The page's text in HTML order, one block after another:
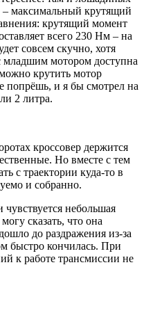
– максимальный крутящий
крутящий момент
всего 230 Нм – на
совсем скучно, хотя
младшим мотором доступна
крутить мотор
попрёшь, и я бы смотрел на
2 литра.
кроссовер держится
Но вместе с тем
с траектории куда-то в
и собранно.
чувствуется небольшая
сказать, что она
до раздражения из-за
быстро кончилась. При
к работе трансмиссии не